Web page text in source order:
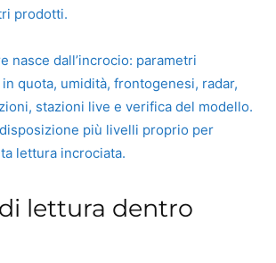
prodotti.
nasce dall’incrocio: parametri
quota, umidità, frontogenesi, radar,
stazioni live e verifica del modello.
più livelli proprio per
lettura incrociata.
lettura dentro